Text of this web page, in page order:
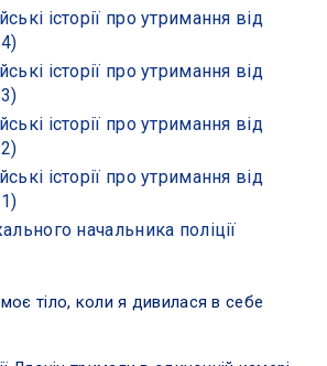
історії про утримання від
історії про утримання від
історії про утримання від
історії про утримання від
начальника поліції
тіло, коли я дивилася в себе